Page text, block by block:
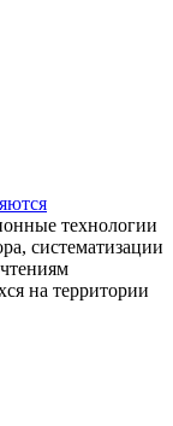
технологии
систематизации
на территории